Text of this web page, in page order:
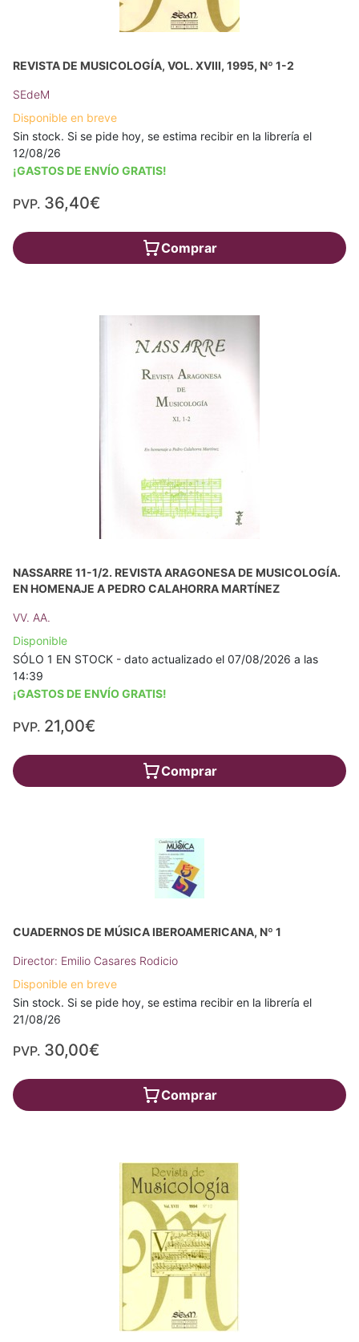
REVISTA DE MUSICOLOGÍA, VOL. XVIII, 1995, Nº 1-2
SEdeM
Disponible en breve
Sin stock. Si se pide hoy, se estima recibir en la librería el
12/08/26
¡GASTOS DE ENVÍO GRATIS!
PVP. 36,40€
Comprar
NASSARRE 11-1/2. REVISTA ARAGONESA DE MUSICOLOGÍA.
EN HOMENAJE A PEDRO CALAHORRA MARTÍNEZ
VV. AA.
Disponible
SÓLO 1 EN STOCK - dato actualizado el 07/08/2026 a las
14:39
¡GASTOS DE ENVÍO GRATIS!
PVP. 21,00€
Comprar
CUADERNOS DE MÚSICA IBEROAMERICANA, Nº 1
Director: Emilio Casares Rodicio
Disponible en breve
Sin stock. Si se pide hoy, se estima recibir en la librería el
21/08/26
PVP. 30,00€
Comprar